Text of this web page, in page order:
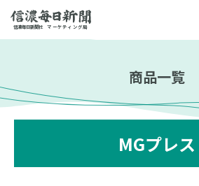
信濃毎日新聞社 マーケティング局
信濃毎日新聞の強み
事例紹介
広告掲載までの流れ
マーケティング局連絡先
媒体資料
ダウンロード
商品一覧
MGプレス